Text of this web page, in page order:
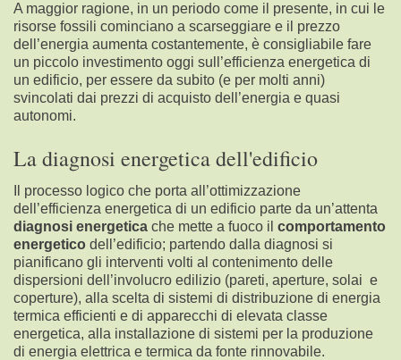
A maggior ragione, in un periodo come il presente, in cui le
risorse fossili cominciano a scarseggiare e il prezzo
dell’energia aumenta costantemente, è consigliabile fare
un piccolo investimento oggi sull’efficienza energetica di
un edificio, per essere da subito (e per molti anni)
svincolati dai prezzi di acquisto dell’energia e quasi
autonomi.
La diagnosi energetica dell'edificio
Il processo logico che porta all’ottimizzazione
dell’efficienza energetica di un edificio parte da un’attenta
diagnosi energetica che mette a fuoco il comportamento
energetico dell’edificio; partendo dalla diagnosi si
pianificano gli interventi volti al contenimento delle
dispersioni dell’involucro edilizio (pareti, aperture, solai e
coperture), alla scelta di sistemi di distribuzione di energia
termica efficienti e di apparecchi di elevata classe
energetica, alla installazione di sistemi per la produzione
di energia elettrica e termica da fonte rinnovabile.